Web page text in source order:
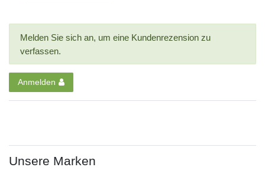
Melden Sie sich an, um eine Kundenrezension zu
verfassen.
Anmelden
Unsere Marken